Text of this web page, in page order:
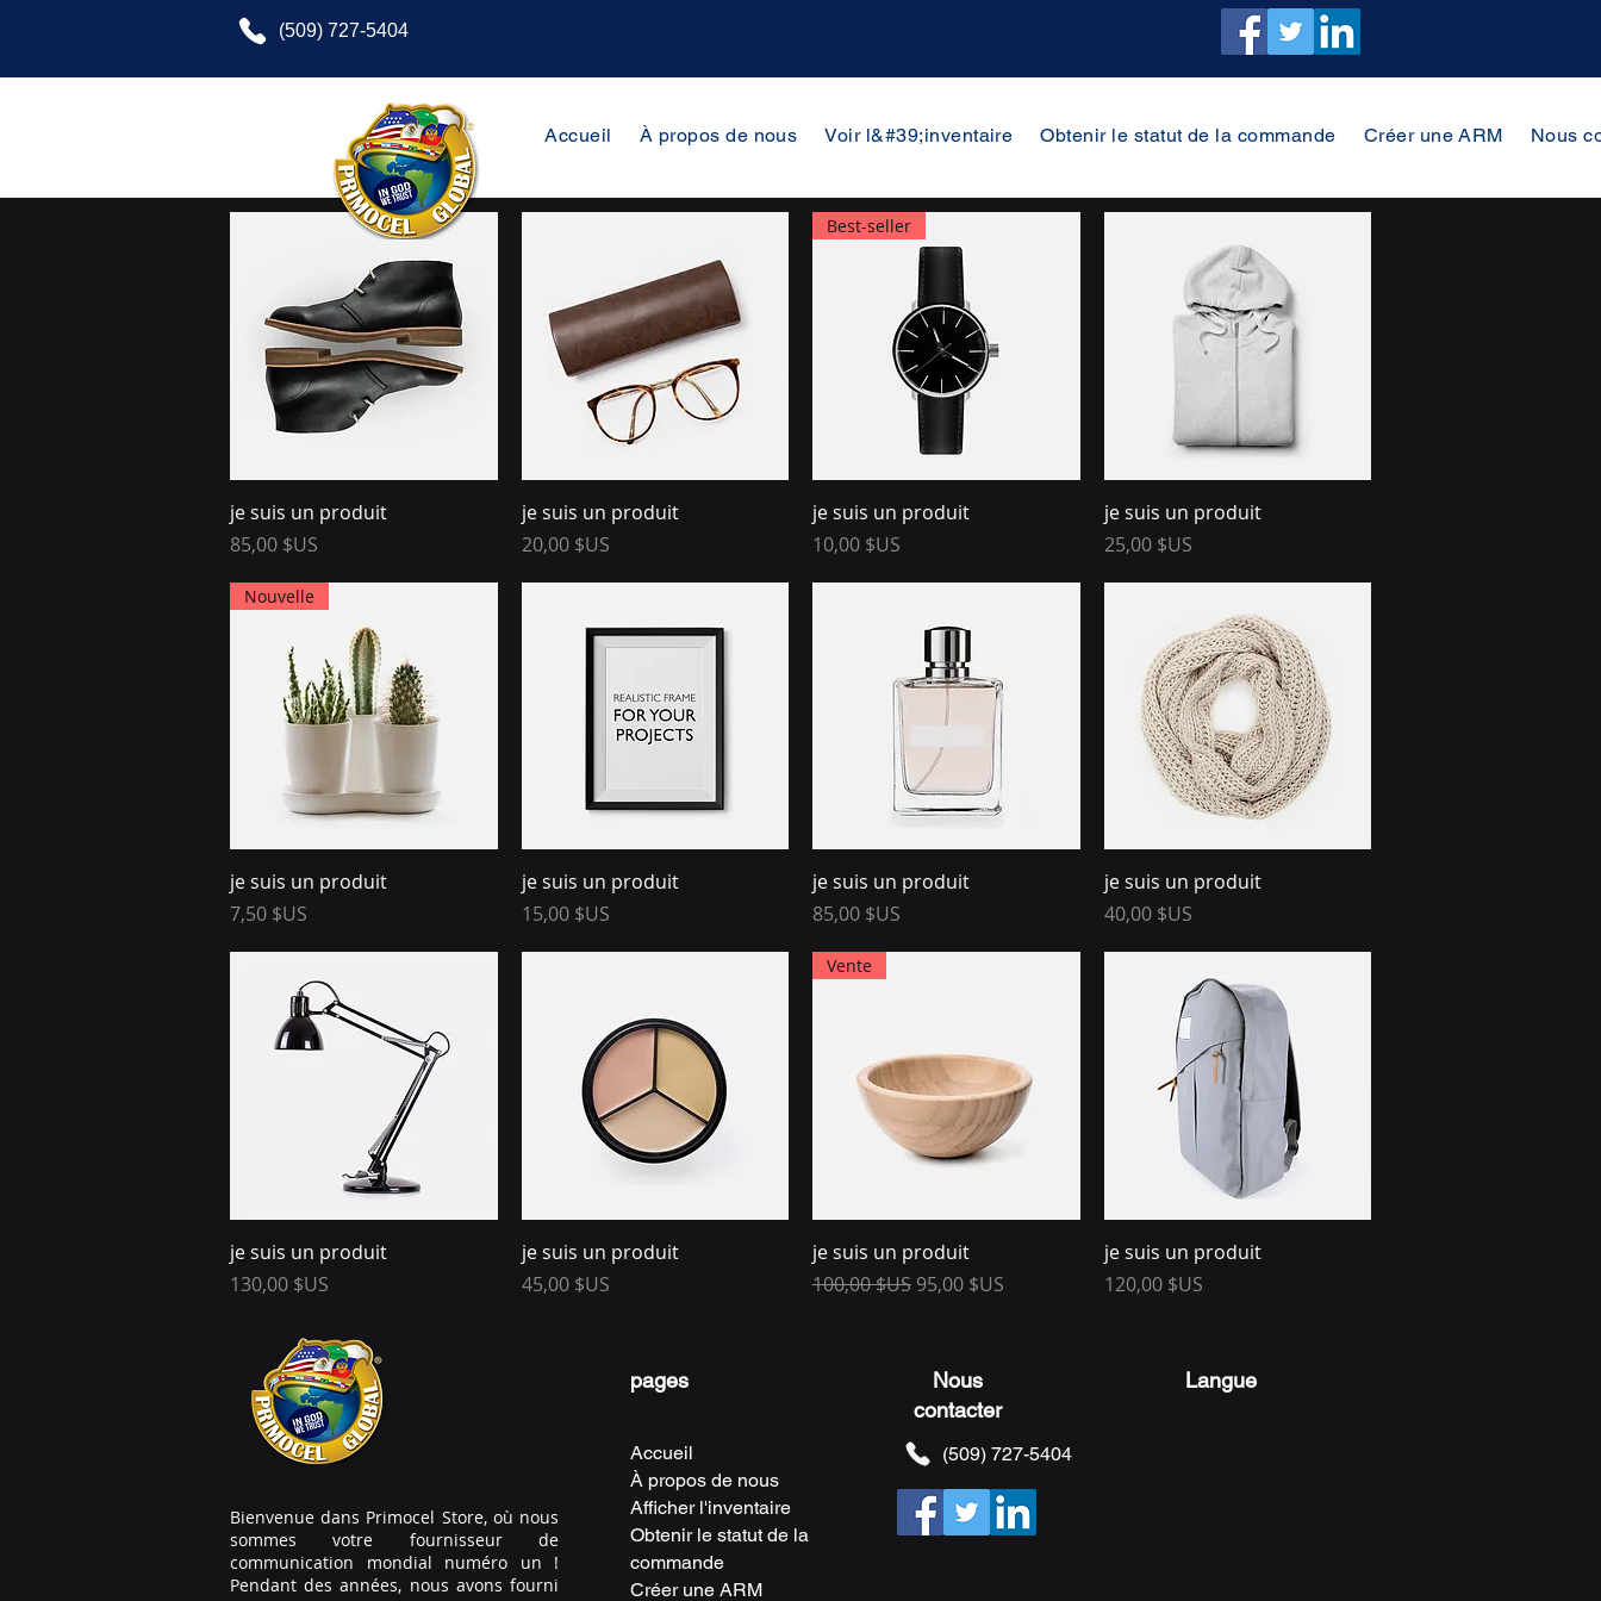
(509) 727-5404
Accueil À propos de nous Voir l&#39;inventaire Obtenir le statut de la commande Créer une ARM Nous
Aperçu rapide
je suis un produit
Prix
85,00 $US
Aperçu rapide
je suis un produit
Prix
20,00 $US
Aperçu rapide
Best-seller
je suis un produit
Prix
10,00 $US
Aperçu rapide
je suis un produit
Prix
25,00 $US
Aperçu rapide
Nouvelle
je suis un produit
Prix
7,50 $US
Aperçu rapide
je suis un produit
Prix
15,00 $US
Aperçu rapide
je suis un produit
Prix
85,00 $US
Aperçu rapide
je suis un produit
Prix
40,00 $US
Aperçu rapide
je suis un produit
Prix
130,00 $US
Aperçu rapide
je suis un produit
Prix
45,00 $US
Aperçu rapide
Vente
je suis un produit
Prix original
100,00 $US Prix promotionnel
95,00 $US
Aperçu rapide
je suis un produit
Prix
120,00 $US
Bienvenue dans Primocel Store, où nous
sommes votre fournisseur de
communication mondial numéro un !
Pendant des années, nous avons fourni
pages
Accueil
À propos de nous
Afficher l'inventaire
Obtenir le statut de la
commande
Créer une ARM
Nous
contacter
(509) 727-5404
Langue